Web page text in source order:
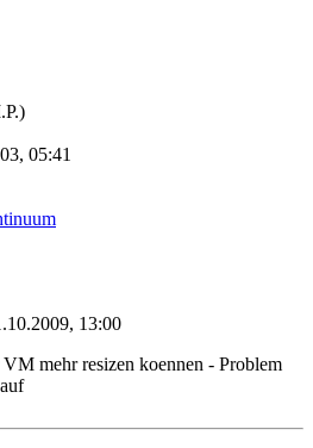
05:41
13:00
mehr resizen koennen - Problem